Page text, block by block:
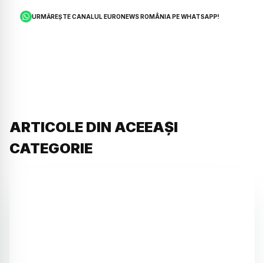
URMĂREȘTE CANALUL EURONEWS ROMÂNIA PE WHATSAPP!
ARTICOLE DIN ACEEAȘI
CATEGORIE